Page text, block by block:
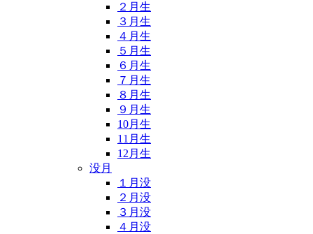
２月生
３月生
４月生
５月生
６月生
７月生
８月生
９月生
10月生
11月生
12月生
没月
１月没
２月没
３月没
４月没